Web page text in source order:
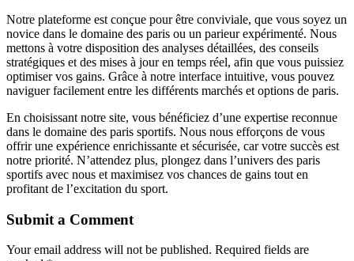
Notre plateforme est conçue pour être conviviale, que vous soyez un
novice dans le domaine des paris ou un parieur expérimenté. Nous
mettons à votre disposition des analyses détaillées, des conseils
stratégiques et des mises à jour en temps réel, afin que vous puissiez
optimiser vos gains. Grâce à notre interface intuitive, vous pouvez
naviguer facilement entre les différents marchés et options de paris.
En choisissant notre site, vous bénéficiez d’une expertise reconnue
dans le domaine des paris sportifs. Nous nous efforçons de vous
offrir une expérience enrichissante et sécurisée, car votre succès est
notre priorité. N’attendez plus, plongez dans l’univers des paris
sportifs avec nous et maximisez vos chances de gains tout en
profitant de l’excitation du sport.
Submit a Comment
Your email address will not be published. Required fields are